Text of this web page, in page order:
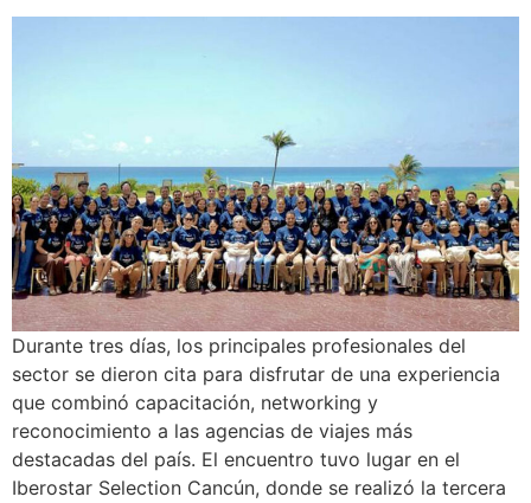
Durante tres días, los principales profesionales del
sector se dieron cita para disfrutar de una experiencia
que combinó capacitación, networking y
reconocimiento a las agencias de viajes más
destacadas del país. El encuentro tuvo lugar en el
Iberostar Selection Cancún, donde se realizó la tercera